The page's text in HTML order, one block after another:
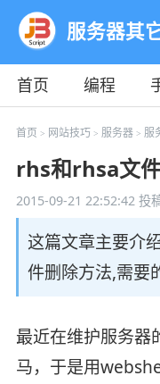
服务器其
首页 编程
教程
平面
首页 > 网站技巧 > 服务器> 服
rhs和rhsa文
2015-09-21 22:52:42投
这篇文章主要介
件删除方法,需要
最近在维护服务器
马，于是用